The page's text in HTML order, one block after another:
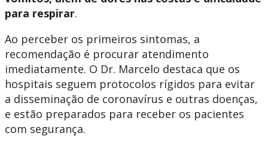
para respirar.
Ao perceber os primeiros sintomas, a
recomendação é procurar atendimento
imediatamente. O Dr. Marcelo destaca que os
hospitais seguem protocolos rígidos para evitar
a disseminação de coronavírus e outras doenças,
e estão preparados para receber os pacientes
com segurança.